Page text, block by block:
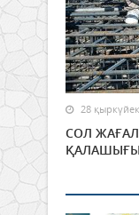
28
СОЛ
ҚАЛАШЫҒЫ